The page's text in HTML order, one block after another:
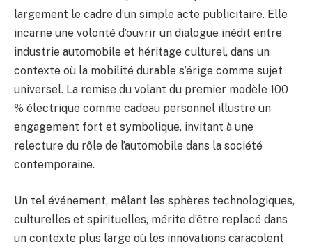
largement le cadre d’un simple acte publicitaire. Elle
incarne une volonté d’ouvrir un dialogue inédit entre
industrie automobile et héritage culturel, dans un
contexte où la mobilité durable s’érige comme sujet
universel. La remise du volant du premier modèle 100
% électrique comme cadeau personnel illustre un
engagement fort et symbolique, invitant à une
relecture du rôle de l’automobile dans la société
contemporaine.
Un tel événement, mêlant les sphères technologiques,
culturelles et spirituelles, mérite d’être replacé dans
un contexte plus large où les innovations caracolent